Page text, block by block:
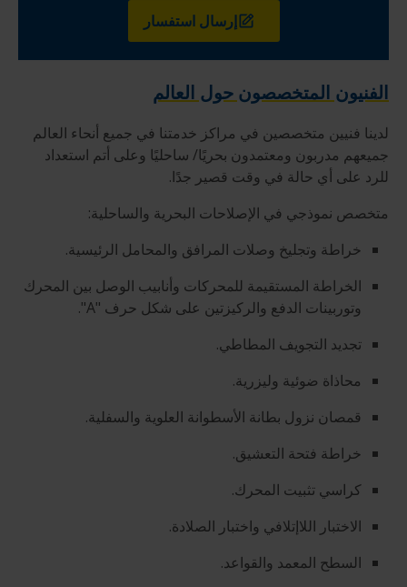
إرسال استفسار
الفنيون المتخصصون حول العالم
لدينا فنيين متخصصين في مراكز خدمتنا في جميع أنحاء العالم
جميعهم مدربون ومعتمدون بحريًا/ ساحليًا وعلى أتم استعداد
للرد على أي حالة في وقت قصير جدًا.
متخصص نموذجي في الإصلاحات البحرية والساحلية:
خراطة وتجليخ وصلات المرافق والمحامل الرئيسية.
الخراطة المستقيمة للمحركات وأنابيب الوصل بين المحرك
وتوربينات الدفع والركيزتين على شكل حرف "A".
تجديد التجويف المطاطي.
محاذاة ضوئية وليزرية.
قمصان نزول بطانة الأسطوانة العلوية والسفلية.
خراطة فتحة التعشيق.
كراسي تثبيت المحرك.
الاختبار اللاإتلافي واختبار الصلادة.
السطح المعمد والقواعد.